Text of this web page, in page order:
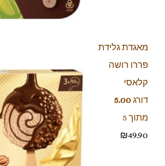
מאגדת גלידת
פררו רושה
קלאסי
דורג5.00
מתוך 5
₪49.90